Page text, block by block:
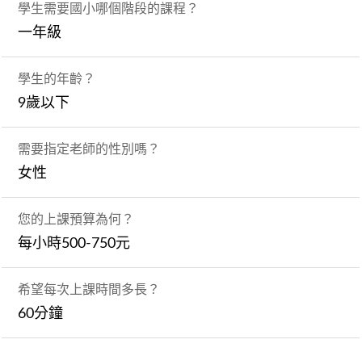
學生需要國小哪個階段的課程？
一年級
學生的年齡？
9歲以下
需要指定老師的性別嗎？
女性
您的上課預算為何？
每小時500-750元
希望每次上課時間多長？
60分鐘